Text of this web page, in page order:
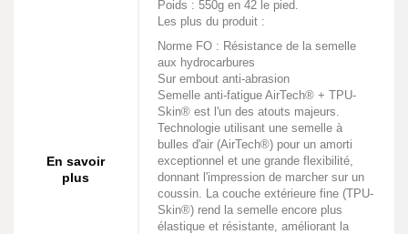
En savoir
plus
Poids : 550g en 42 le pied.
Les plus du produit :
Norme FO : Résistance de la semelle
aux hydrocarbures
Sur embout anti-abrasion
Semelle anti-fatigue AirTech® + TPU-
Skin® est l'un des atouts majeurs.
Technologie utilisant une semelle à
bulles d'air (AirTech®) pour un amorti
exceptionnel et une grande flexibilité,
donnant l'impression de marcher sur un
coussin. La couche extérieure fine (TPU-
Skin®) rend la semelle encore plus
élastique et résistante, améliorant la